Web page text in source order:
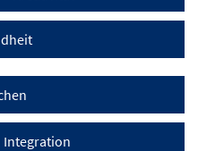
Integration